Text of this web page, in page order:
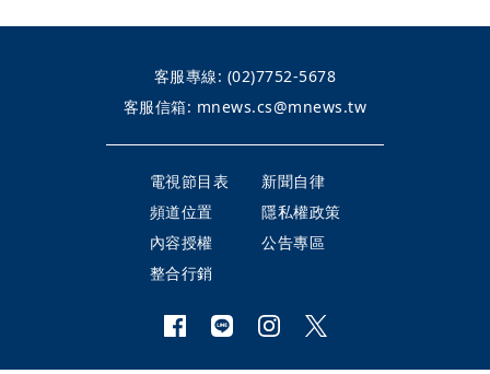
客服專線: (02)7752-5678
客服信箱: mnews.cs@mnews.tw
電視節目表
新聞自律
頻道位置
隱私權政策
內容授權
公告專區
整合行銷